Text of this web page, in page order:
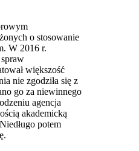
o stosowanie
W 2016 r.
większość
nie zgodziła się z
go za niewinnego
agencja
akademicką
potem